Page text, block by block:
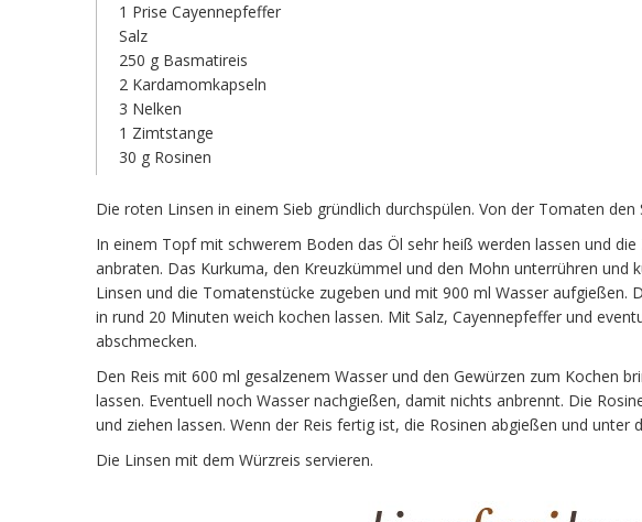
1 Prise Cayennepfeffer
Salz
250 g Basmatireis
2 Kardamomkapseln
3 Nelken
1 Zimtstange
30 g Rosinen
Die roten Linsen in einem Sieb gründlich durchspülen. Von der Tomaten
In einem Topf mit schwerem Boden das Öl sehr heiß werden lassen und
anbraten. Das Kurkuma, den Kreuzkümmel und den Mohn unterrühren und
Linsen und die Tomatenstücke zugeben und mit 900 ml Wasser aufgießen.
in rund 20 Minuten weich kochen lassen. Mit Salz, Cayennepfeffer und
abschmecken.
Den Reis mit 600 ml gesalzenem Wasser und den Gewürzen zum Kochen
lassen. Eventuell noch Wasser nachgießen, damit nichts anbrennt. Die
und ziehen lassen. Wenn der Reis fertig ist, die Rosinen abgießen und unter
Die Linsen mit dem Würzreis servieren.